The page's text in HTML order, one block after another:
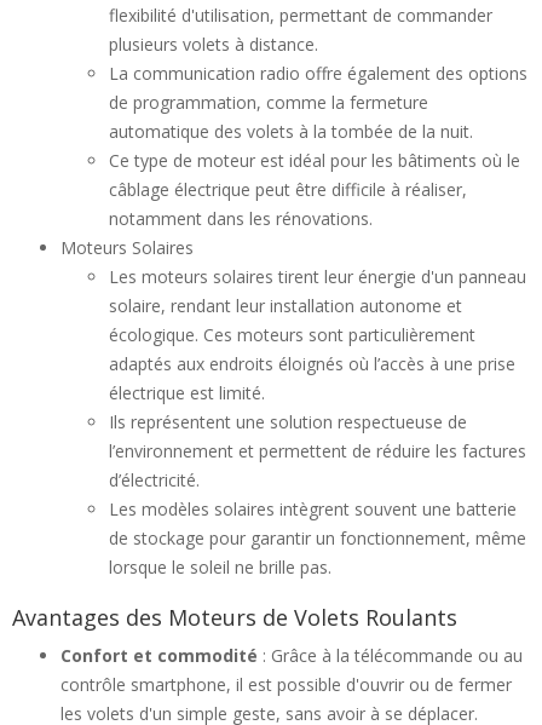
flexibilité d'utilisation, permettant de commander
plusieurs volets à distance.
La communication radio offre également des options
de programmation, comme la fermeture
automatique des volets à la tombée de la nuit.
Ce type de moteur est idéal pour les bâtiments où le
câblage électrique peut être difficile à réaliser,
notamment dans les rénovations.
Moteurs Solaires
Les moteurs solaires tirent leur énergie d'un panneau
solaire, rendant leur installation autonome et
écologique. Ces moteurs sont particulièrement
adaptés aux endroits éloignés où l’accès à une prise
électrique est limité.
Ils représentent une solution respectueuse de
l’environnement et permettent de réduire les factures
d’électricité.
Les modèles solaires intègrent souvent une batterie
de stockage pour garantir un fonctionnement, même
lorsque le soleil ne brille pas.
Avantages des Moteurs de Volets Roulants
Confort et commodité : Grâce à la télécommande ou au
contrôle smartphone, il est possible d'ouvrir ou de fermer
les volets d'un simple geste, sans avoir à se déplacer.